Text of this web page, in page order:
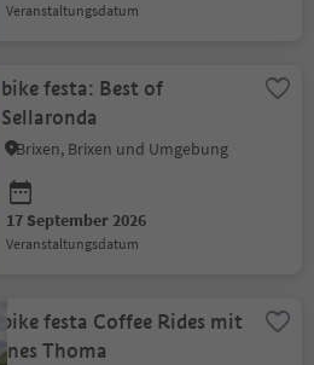
Veranstaltungsdatum
bike festa: Best of
Sellaronda
Brixen, Brixen und Umgebung
17 September 2026
Veranstaltungsdatum
bike festa Coffee Rides mit
Ines Thoma